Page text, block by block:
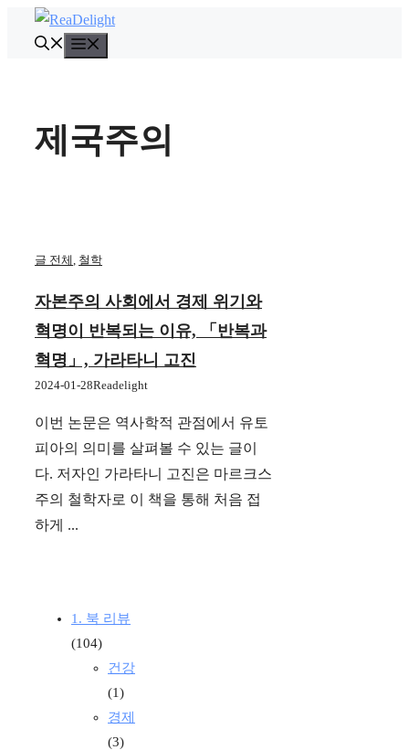
뉴
제국주의
글 전체 철학
자본주의 사회에서 경제 위기와
혁명이 반복되는 이유, 「반복과
혁명」, 가라타니 고진
2024-01-28Readelight
이번 논문은 역사학적 관점에서 유토
피아의 의미를 살펴볼 수 있는 글이
다. 저자인 가라타니 고진은 마르크스
주의 철학자로 이 책을 통해 처음 접
하게 ...
1. 북 리뷰
(104)
건강
(1)
경제
(3)